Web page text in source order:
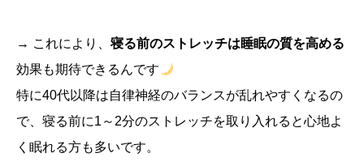
→ これにより、 寝る前のストレッチは睡眠の質を高める
効果も期待できるんです
特に40代以降は自律神経のバランスが乱れやすくなるの
で、寝る前に1～2分のストレッチを取り入れると心地よ
く眠れる方も多いです。